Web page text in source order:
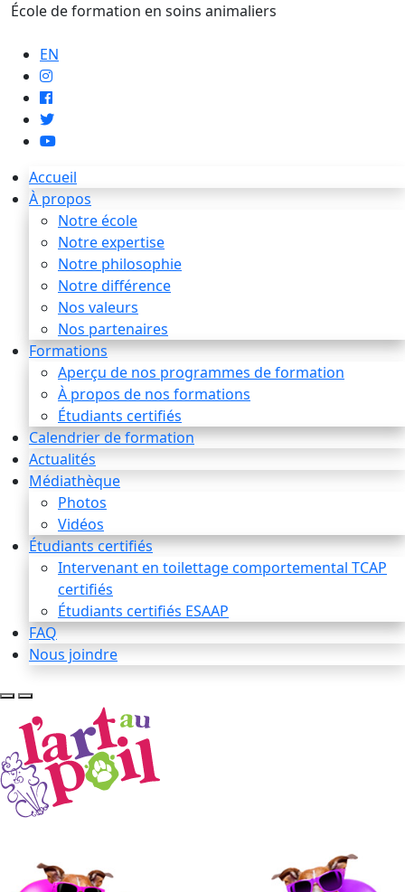
École de formation en soins animaliers
EN
Accueil
À propos
Notre école
Notre expertise
Notre philosophie
Notre différence
Nos valeurs
Nos partenaires
Formations
Aperçu de nos programmes de formation
À propos de nos formations
Étudiants certifiés
Calendrier de formation
Actualités
Médiathèque
Photos
Vidéos
Étudiants certifiés
Intervenant en toilettage comportemental TCAP
certifiés
Étudiants certifiés ESAAP
FAQ
Nous joindre